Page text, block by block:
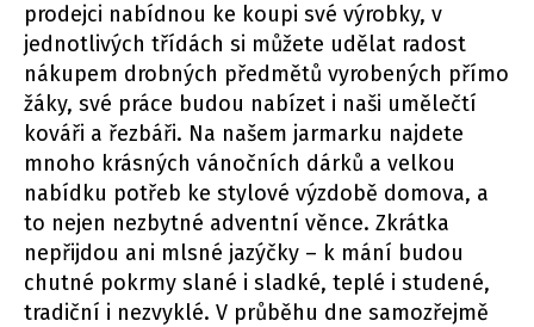
prodejci nabídnou ke koupi své výrobky, v
jednotlivých třídách si můžete udělat radost
nákupem drobných předmětů vyrobených přímo
žáky, své práce budou nabízet i naši umělečtí
kováři a řezbáři. Na našem jarmarku najdete
mnoho krásných vánočních dárků a velkou
nabídku potřeb ke stylové výzdobě domova, a
to nejen nezbytné adventní věnce. Zkrátka
nepřijdou ani mlsné jazýčky – k mání budou
chutné pokrmy slané i sladké, teplé i studené,
tradiční i nezvyklé. V průběhu dne samozřejmě